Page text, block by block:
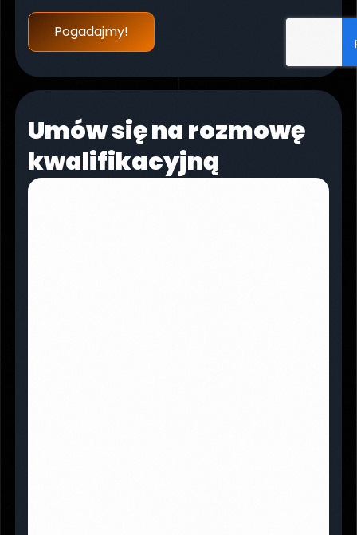
Pogadajmy!
Umów się na rozmowę
kwalifikacyjną